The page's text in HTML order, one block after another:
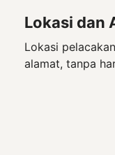
Lokasi dan
Lokasi
alamat, tanpa